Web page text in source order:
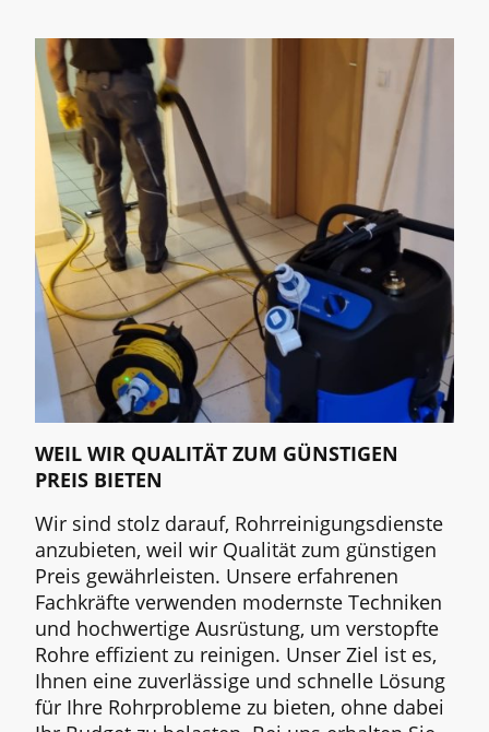
WEIL WIR QUALITÄT ZUM GÜNSTIGEN
PREIS BIETEN
Wir sind stolz darauf, Rohrreinigungsdienste
anzubieten, weil wir Qualität zum günstigen
Preis gewährleisten. Unsere erfahrenen
Fachkräfte verwenden modernste Techniken
und hochwertige Ausrüstung, um verstopfte
Rohre effizient zu reinigen. Unser Ziel ist es,
Ihnen eine zuverlässige und schnelle Lösung
für Ihre Rohrprobleme zu bieten, ohne dabei